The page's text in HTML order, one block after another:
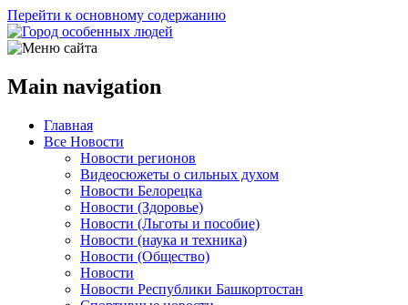
Перейти к основному содержанию
Main navigation
Главная
Все Новости
Новости регионов
Видеосюжеты о сильных духом
Новости Белорецка
Новости (Здоровье)
Новости (Льготы и пособие)
Новости (наука и техника)
Новости (Общество)
Новости
Новости Республики Башкортостан